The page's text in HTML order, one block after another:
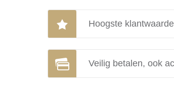
Hoogste
Veilig betalen, ook